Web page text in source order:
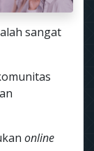
sangat
online